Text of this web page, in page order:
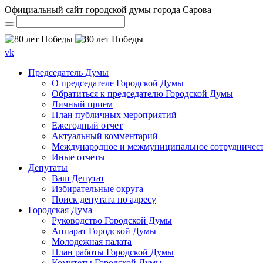
Официальный сайт городской думы города Сарова
vk
Председатель Думы
О председателе Городской Думы
Обратиться к председателю Городской Думы
Личный прием
План публичных мероприятий
Ежегодный отчет
Актуальный комментарий
Международное и межмуниципальное
Иные отчеты
Депутаты
Ваш Депутат
Избирательные округа
Поиск депутата по адресу
Городская Дума
Руководство Городской Думы
Аппарат Городской Думы
Молодежная палата
План работы Городской Думы